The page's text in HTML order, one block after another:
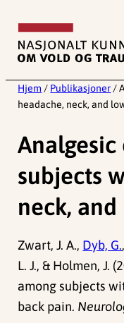
innhold
Hjem / Publikasjoner /
headache, neck, and
subjects
neck,
Zwart, J. A., Dyb, G.
L. J., & Holmen, J.
among subjects
back pain.